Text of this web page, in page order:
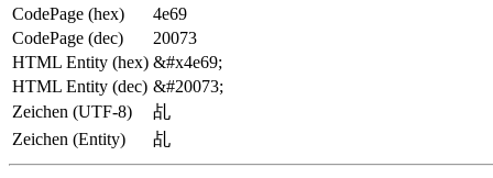
CodePage (hex)
4e69
CodePage (dec)
20073
HTML Entity (hex) &#x4e69;
HTML Entity (dec) &#20073;
Zeichen (UTF-8)
乩
Zeichen (Entity)
乩